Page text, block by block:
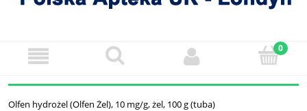
Olfen hydrożel (Olfen Żel), 10 mg/g, żel, 100 g (tuba)